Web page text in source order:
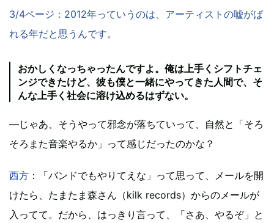
3/4ページ：2012年っていうのは、アーティストの嘘がば
れる年だと思うんです。
おかしくなっちゃったんですよ。俺は上手くシフトチェ
ンジできたけど、彼も僕と一緒にやってきた人間で、そ
んな上手く社会に溶け込めるはずない。
―じゃあ、そうやって邪念が落ちていって、自然と「そろ
そろまた音楽やるか」って感じだったのかな？
西方 ：「バンドでもやりてえな」って思って、メールを開
けたら、たまたま森さん（kilk records）からのメールが
入ってて。だから、はっきり言って、「さあ、やるぞ」と